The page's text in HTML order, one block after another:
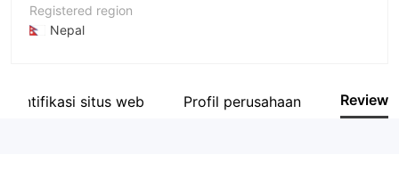
Registered region
Nepal
Nama perusahaan
Identifikasi situs web Profil perusahaan Review